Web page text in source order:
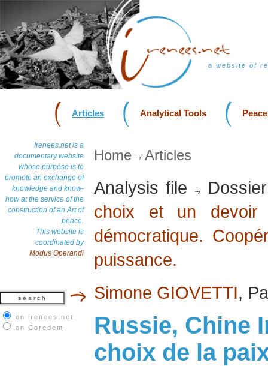
a website of
Articles Analytical Tools
Irenees.net is a
documentary website
whose purpose is to
promote an exchange of
knowledge and know-
how at the service of the
construction of an Art of
peace.
This website is
coordinated by
Modus Operandi
on irenees.net
on Coredem
Home Articles
Analysis file
choix et un
démocratique.
puissance.
Simone GIOVETTI,
Russie, Chine
choix de la